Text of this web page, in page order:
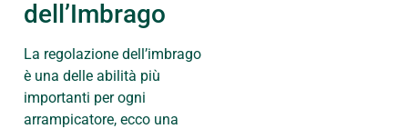
dell’Imbrago
La regolazione dell’imbrago
è una delle abilità più
importanti per ogni
arrampicatore, ecco una